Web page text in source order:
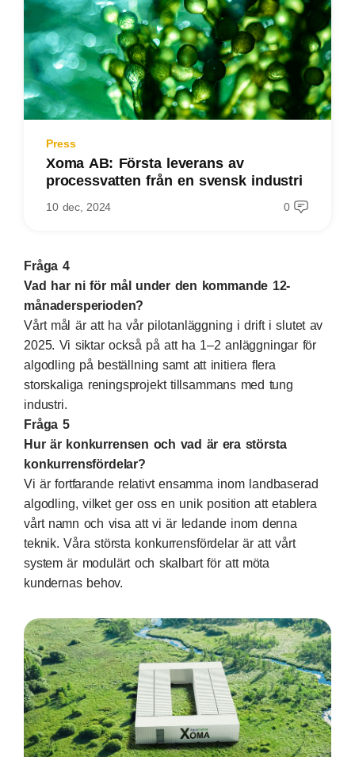
Press
Xoma AB: Första leverans av
processvatten från en svensk industri
10 dec, 2024 0
Fråga 4
Vad har ni för mål under den kommande 12-
månadersperioden?
Vårt mål är att ha vår pilotanläggning i drift i slutet av
2025. Vi siktar också på att ha 1–2 anläggningar för
algodling på beställning samt att initiera flera
storskaliga reningsprojekt tillsammans med tung
industri.
Fråga 5
Hur är konkurrensen och vad är era största
konkurrensfördelar?
Vi är fortfarande relativt ensamma inom landbaserad
algodling, vilket ger oss en unik position att etablera
vårt namn och visa att vi är ledande inom denna
teknik. Våra största konkurrensfördelar är att vårt
system är modulärt och skalbart för att möta
kundernas behov.